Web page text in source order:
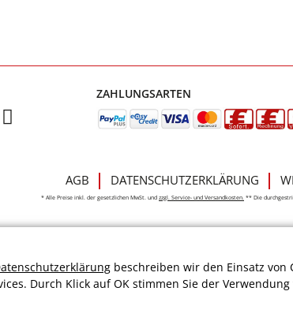
ZAHLUNGSARTEN
AGB DATENSCHUTZERKLÄRUNG
* Alle Preise inkl. der gesetzlichen MwSt. und zzgl. Service- und Versandkosten. ** Die
beschreiben wir den Einsatz
Durch Klick auf OK stimmen Sie der